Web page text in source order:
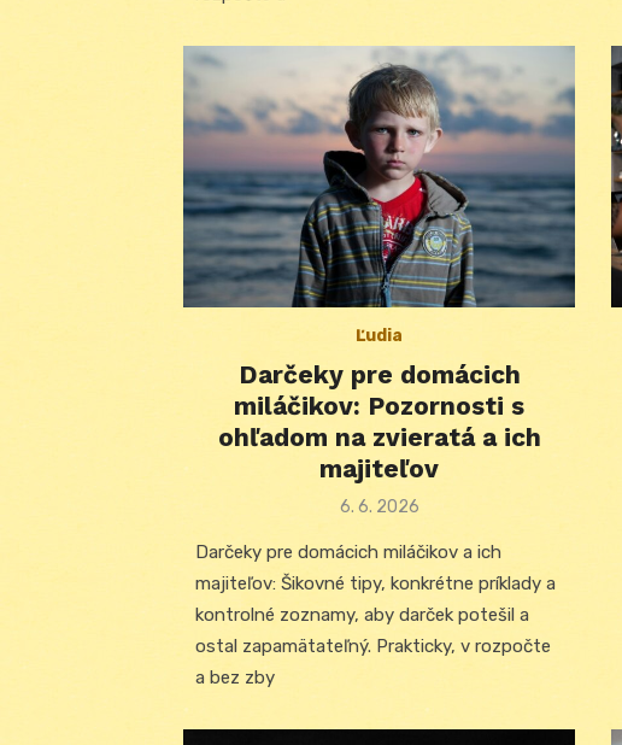
Ľudia
Darčeky pre domácich
miláčikov: Pozornosti s
ohľadom na zvieratá a ich
majiteľov
Posted
6. 6. 2026
Darčeky pre domácich miláčikov a ich
majiteľov: Šikovné tipy, konkrétne príklady a
kontrolné zoznamy, aby darček potešil a
ostal zapamätateľný. Prakticky, v rozpočte
a bez zby